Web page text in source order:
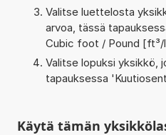
Valitse luettelosta
arvoa, tässä
Cubic foot / Pound [ft³/
Valitse lopuksi yksikkö,
tapauksessa '
Käytä tämän